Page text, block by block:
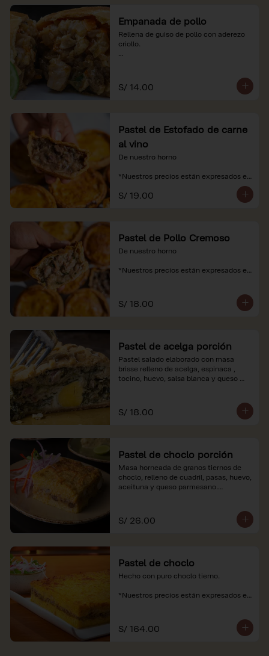
Empanada de pollo
Rellena de guiso de pollo con aderezo
criollo.
S/ 14.00
Pastel de Estofado de carne
al vino
De nuestro horno
*Nuestros precios están expresados en
recargo al consumo.
S/ 19.00
Pastel de Pollo Cremoso
De nuestro horno
*Nuestros precios están expresados en
S/ 18.00
Pastel de acelga porción
Pastel salado elaborado con masa
brisse relleno de acelga, espinaca ,
tocino, huevo, salsa blanca y queso
*Nuestros precios están expresados en
soles e incluyen impuestos de ley y
S/ 18.00
Pastel de choclo porción
Masa horneada de granos tiernos de
choclo, relleno de cuadril, pasas, huevo,
aceituna y queso parmesano.
soles e incluyen impuestos de ley y
recargo al consumo.
S/ 26.00
Pastel de choclo
Hecho con puro choclo tierno.
*Nuestros precios están expresados en
S/ 164.00